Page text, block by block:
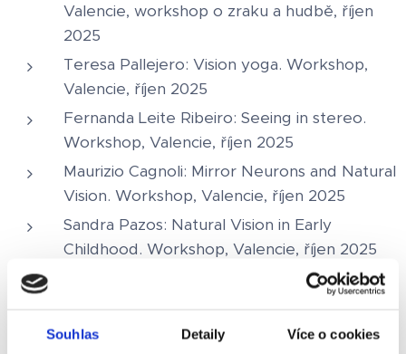
Souhlas Detaily Více o cookies
Valencie, workshop o zraku a hudbě, říjen
2025
Teresa Pallejero: Vision yoga. Workshop,
Valencie, říjen 2025
Fernanda Leite Ribeiro: Seeing in stereo.
Workshop, Valencie, říjen 2025
Maurizio Cagnoli: Mirror Neurons and Natural
Vision. Workshop, Valencie, říjen 2025
Sandra Pazos: Natural Vision in Early
Childhood. Workshop, Valencie, říjen 2025
Ray Gottlieb: Fusion games. Workshop,
Anat Axelrode: Conversation with your